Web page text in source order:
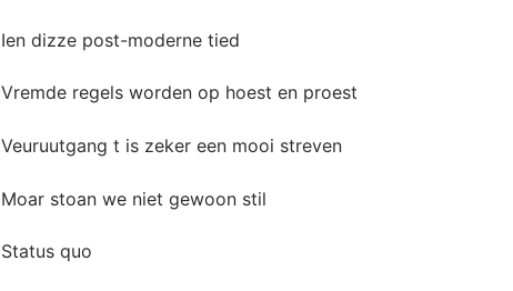
Ien dizze post-moderne tied
Vremde regels worden op hoest en proest
Veuruutgang t is zeker een mooi streven
Moar stoan we niet gewoon stil
Status quo